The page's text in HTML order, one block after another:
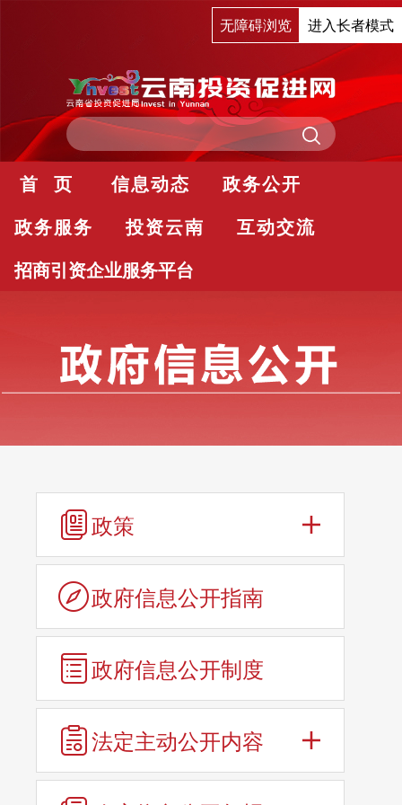
无障碍浏览 进入长者模式
首 页 信息动态
政务公开
政务服务
投资云南
互动交流
招商引资企业服务平台
政策
政府信息公开指南
政府信息公开制度
法定主动公开内容